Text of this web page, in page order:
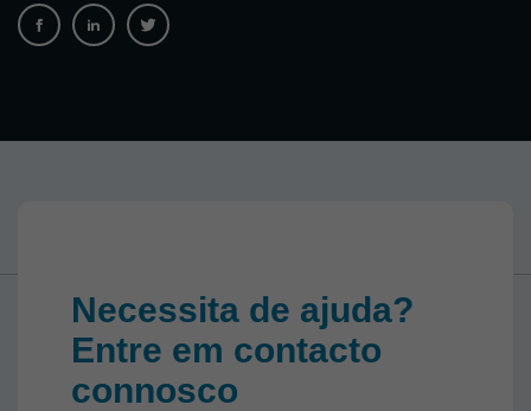
Necessita de ajuda?
Entre em contacto
connosco